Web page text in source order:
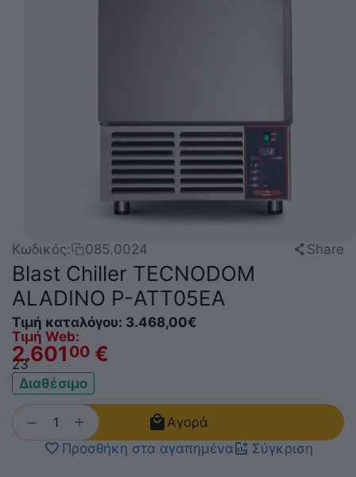
Κωδικός: 085.0024 Share
Blast Chiller TECNODOM
ALADINO P-ATT05EA
Τιμή καταλόγου: 3.468,00€
Τιμή Web:
2.601 00 €
23
Διαθέσιμο
+
−
Αγορά
Προσθήκη στα αγαπημένα
Σύγκριση